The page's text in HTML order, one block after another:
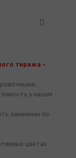
тиража -
у наших
заменены по
цветах